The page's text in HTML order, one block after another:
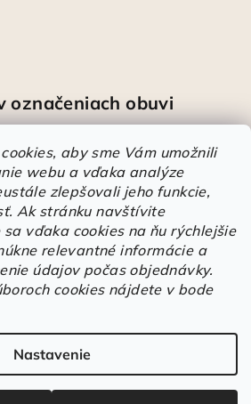
aby sme Vám umožnili
webu a vďaka analýze
zlepšovali jeho funkcie,
Ak stránku navštívite
vďaka cookies na ňu rýchlejšie
relevantné informácie a
údajov počas objednávky.
cookies nájdete v bode
Nastavenie
označeniach obuvi
Športové pracovné poltopánky PRESTIGE CLASSIC biele
je 5 z 5 hviezdičiek.
. Všetky práva vyhradené.
cookies